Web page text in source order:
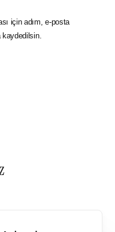
için adım, e-posta
kaydedilsin.